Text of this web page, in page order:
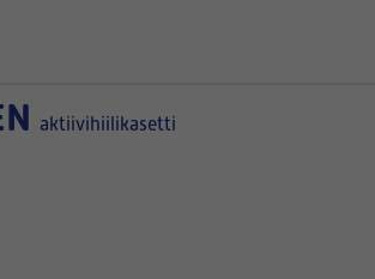
aktiivihiilikasetti